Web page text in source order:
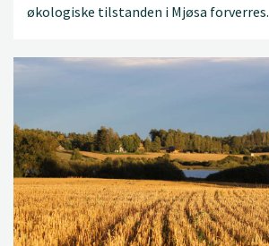
økologiske tilstanden i Mjøsa forverres.